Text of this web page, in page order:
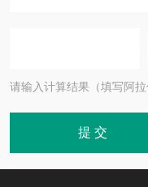
请输入计算结果（填写阿